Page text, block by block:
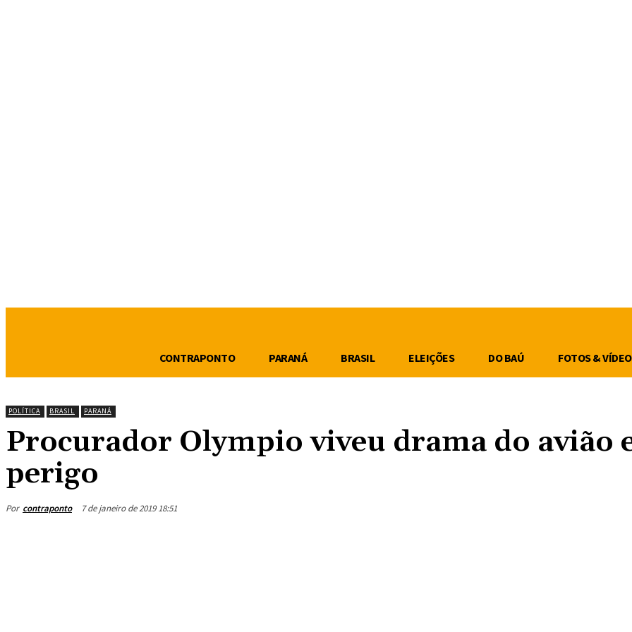
CONTRAPONTO PARANÁ BRASIL ELEIÇÕES DO BAÚ FOTOS &
POLÍTICA BRASIL PARANÁ
Procurador Olympio viveu drama do avião
perigo
Por contraponto 7 de janeiro de 2019 18:51